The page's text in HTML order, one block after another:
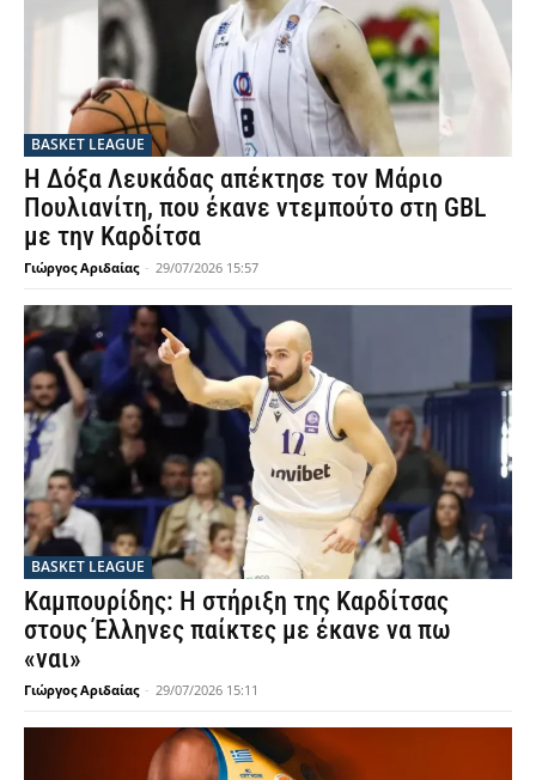
BASKET LEAGUE
Η Δόξα Λευκάδας απέκτησε τον Μάριο
Πουλιανίτη, που έκανε ντεμπούτο στη GBL
με την Καρδίτσα
Γιώργος Αριδαίας - 29/07/2026 15:57
BASKET LEAGUE
Καμπουρίδης: Η στήριξη της Καρδίτσας
στους Έλληνες παίκτες με έκανε να πω
«ναι»
Γιώργος Αριδαίας - 29/07/2026 15:11